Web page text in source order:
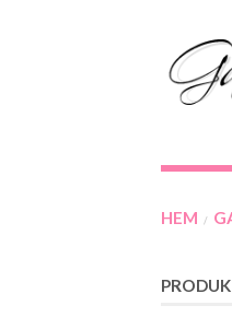
HEM /